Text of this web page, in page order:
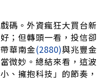
碼。外資瘋狂大買台新
；但轉頭一看，投信卻
華南金(2880)與兆豐金
微妙。總結來看，這波
、擁抱科技」的節奏，